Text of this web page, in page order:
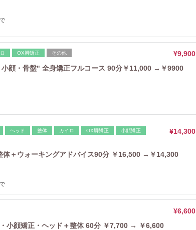
OX脚矯正 その他
¥9,900
小顔・骨盤" 全身矯正フルコース 90分￥11,000 →￥9900
ヘッド 整体 カイロ OX脚矯正
小顔矯正
¥14,300
体＋ウォーキングアドバイス90分 ￥16,500 →￥14,300
¥6,600
・小顔矯正・ヘッド＋整体 60分 ￥7,700 → ￥6,600